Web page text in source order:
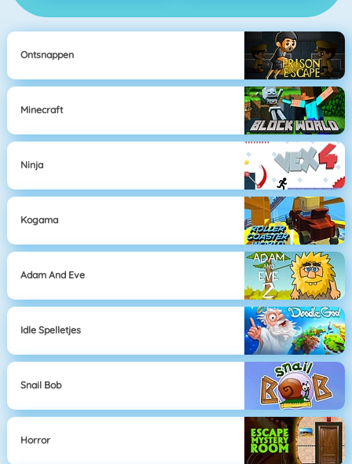
Ontsnappen
Minecraft
Ninja
Kogama
Adam And Eve
Idle Spelletjes
Snail Bob
Horror